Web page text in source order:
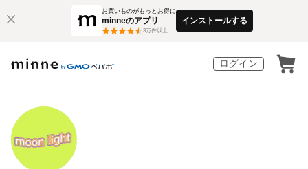
お買いものがもっとお得に
minneのアプリ
3万件以上
インストールする
ログイン